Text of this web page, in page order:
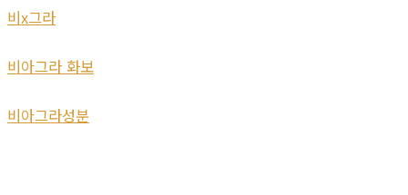
비x그라
비아그라 화보
비아그라성분